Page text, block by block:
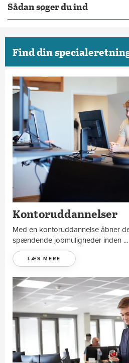
Sådan søger du ind
Find din
Kontoruddannelser
Med en kontoruddannelse åbner
spændende jobmuligheder inden ...
LÆS MERE